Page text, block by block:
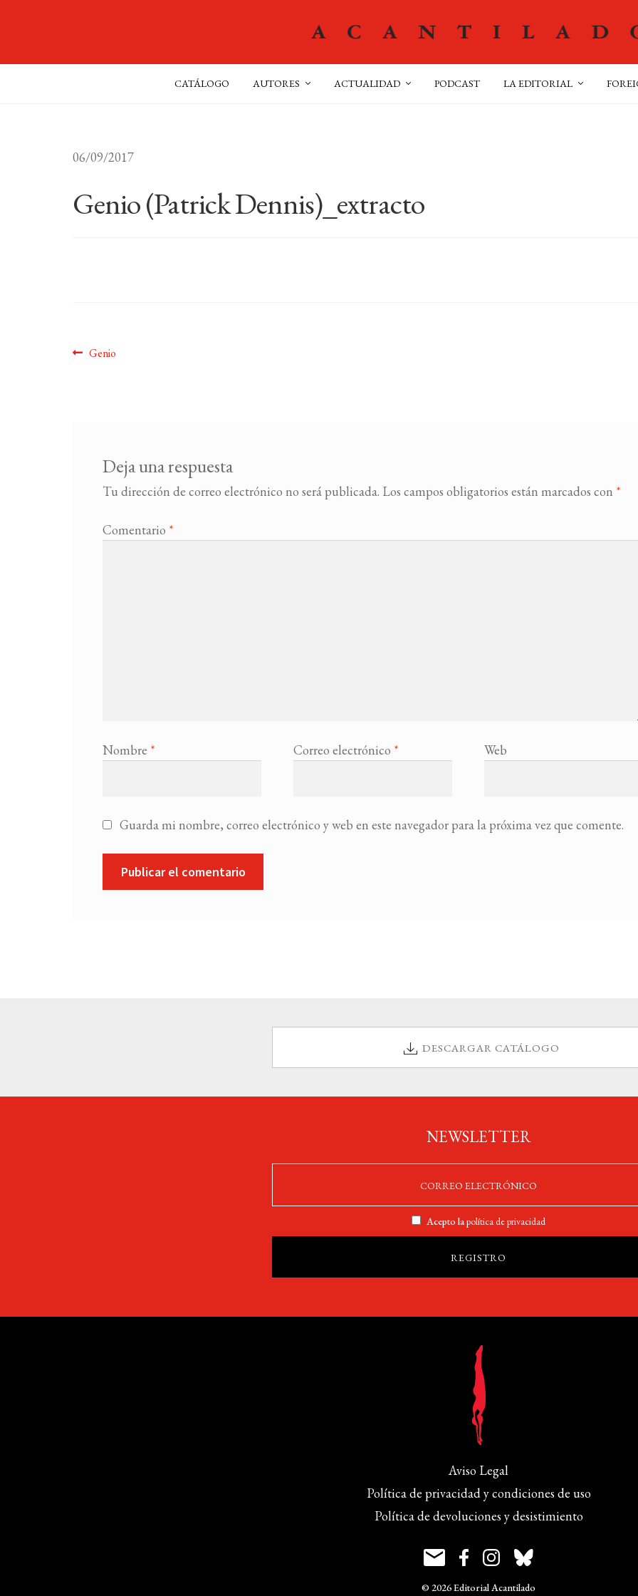
CATÁLOGO AUTORES ACTUALIDAD PODCAST LA EDITORIAL
06/09/2017
Genio (Patrick Dennis)_extracto
Navegación
Anterior:
Genio
Deja una respuesta
Tu dirección de correo electrónico no será publicada. Los campos obligatorios están marcados con *
Comentario *
Nombre * Correo electrónico * Web
Guarda mi nombre, correo electrónico y web en este navegador para la próxima vez que comente.
DESCARGAR CATÁLOGO
NEWSLETTER
Acepto lapolítica de privacidad
Aviso Legal
Política de privacidad y condiciones de uso
Política de devoluciones y desistimiento
© 2026 Editorial Acantilado